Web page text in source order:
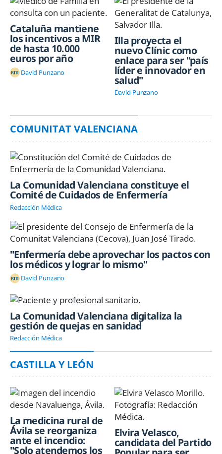
Cataluña mantiene
los incentivos a MIR
de hasta 10.000
euros por año
David Punzano
Illa proyecta el
nuevo Clínic como
enlace para ser "país
líder e innovador en
salud"
David Punzano
COMUNITAT VALENCIANA
La Comunidad Valenciana constituye el
Comité de Cuidados de Enfermería
Redacción Médica
"Enfermería debe aprovechar los pactos con
los médicos y lograr lo mismo"
David Punzano
La Comunidad Valenciana digitaliza la
gestión de quejas en sanidad
Redacción Médica
CASTILLA Y LEÓN
La medicina rural de
Ávila se reorganiza
ante el incendio:
"Solo atendemos los
Elvira Velasco,
candidata del Partido